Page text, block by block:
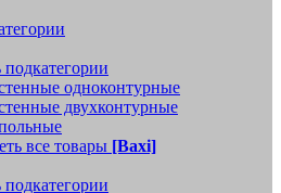
подкатегории
одноконтурные
двухконтурные
все товары [Baxi]
подкатегории